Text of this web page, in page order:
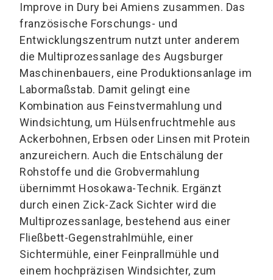
Improve in Dury bei Amiens zusammen. Das
französische Forschungs- und
Entwicklungszentrum nutzt unter anderem
die Multiprozessanlage des Augsburger
Maschinenbauers, eine Produktionsanlage im
Labormaßstab. Damit gelingt eine
Kombination aus Feinstvermahlung und
Windsichtung, um Hülsenfruchtmehle aus
Ackerbohnen, Erbsen oder Linsen mit Protein
anzureichern. Auch die Entschälung der
Rohstoffe und die Grobvermahlung
übernimmt Hosokawa-Technik. Ergänzt
durch einen Zick-Zack Sichter wird die
Multiprozessanlage, bestehend aus einer
Fließbett-Gegenstrahlmühle, einer
Sichtermühle, einer Feinprallmühle und
einem hochpräzisen Windsichter, zum